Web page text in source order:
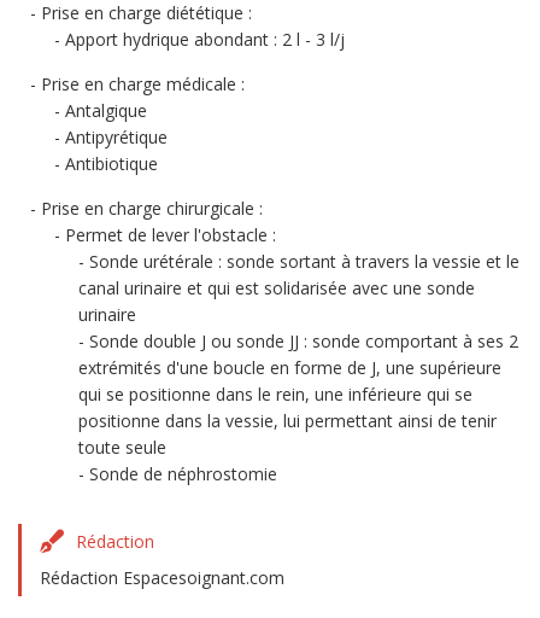
Prise en charge diététique :
Apport hydrique abondant : 2 l - 3 l/j
Prise en charge médicale :
Antalgique
Antipyrétique
Antibiotique
Prise en charge chirurgicale :
Permet de lever l'obstacle :
Sonde urétérale : sonde sortant à travers la vessie et le
canal urinaire et qui est solidarisée avec une sonde
urinaire
Sonde double J ou sonde JJ : sonde comportant à ses 2
extrémités d'une boucle en forme de J, une supérieure
qui se positionne dans le rein, une inférieure qui se
positionne dans la vessie, lui permettant ainsi de tenir
toute seule
Sonde de néphrostomie
Rédaction
Rédaction Espacesoignant.com